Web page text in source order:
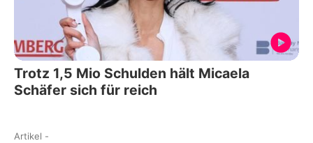
Trotz 1,5 Mio Schulden hält Micaela
Schäfer sich für reich
Artikel -